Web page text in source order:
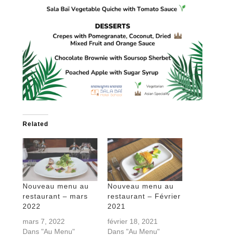
Related
Nouveau menu au
restaurant – mars
2022
mars 7, 2022
Dans "Au Menu"
Nouveau menu au
restaurant – Février
2021
février 18, 2021
Dans "Au Menu"